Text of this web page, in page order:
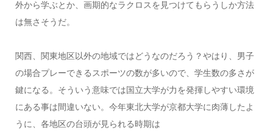
外から学ぶとか、画期的なラクロスを見つけてもらうしか方法
は無さそうだ。
関西、関東地区以外の地域ではどうなのだろう？やはり、男子
の場合プレーできるスポーツの数が多いので、学生数の多さが
鍵になる。そういう意味では国立大学が力を発揮しやすい環境
にある事は間違いない。今年東北大学が京都大学に肉薄したよ
うに、各地区の台頭が見られる時期は